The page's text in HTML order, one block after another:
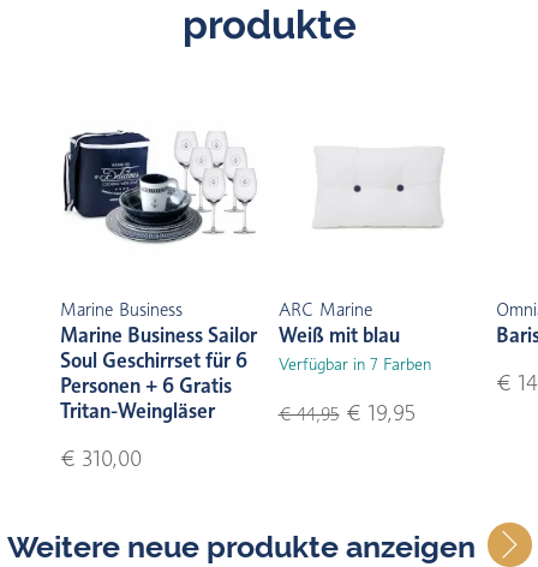
produkte
Marine Business
Marine Business Sailor
Soul Geschirrset für 6
Personen + 6 Gratis
Tritan-Weingläser
€ 310,00
ARC Marine
Weiß mit blau
Verfügbar in 7 Farben
€ 44,95€ 19,95
€
Weitere neue produkte anzeigen